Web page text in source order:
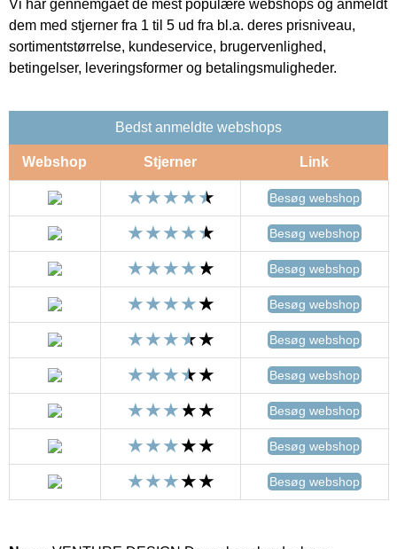
Vi har gennemgået de mest populære webshops og anmeldt
dem med stjerner fra 1 til 5 ud fra bl.a. deres prisniveau,
sortimentstørrelse, kundeservice, brugervenlighed,
betingelser, leveringsformer og betalingsmuligheder.
Bedst anmeldte webshops
Webshop Stjerner Link
Besøg webshop
Besøg webshop
Besøg webshop
Besøg webshop
Besøg webshop
Besøg webshop
Besøg webshop
Besøg webshop
Besøg webshop